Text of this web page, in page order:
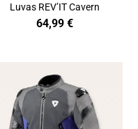
Luvas REV’IT Cavern
64,99€